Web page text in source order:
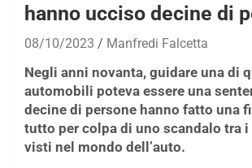
hanno ucciso decine di
08/10/2023 Manfredi Falcetta
Negli anni novanta, guidare una di
automobili poteva essere una
decine di persone hanno fatto una
tutto per colpa di uno scandalo tra
visti nel mondo dell’auto.